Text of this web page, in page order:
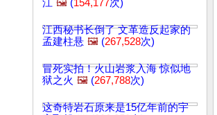
江 🖼️ (154,177次)
江西秘书长倒了 文革造反起家的
孟建柱悬 🖼️ (267,528次)
冒死实拍！火山岩浆入海 惊似地
狱之火 🖼️ (267,788次)
这奇特岩石原来是15亿年前的宇